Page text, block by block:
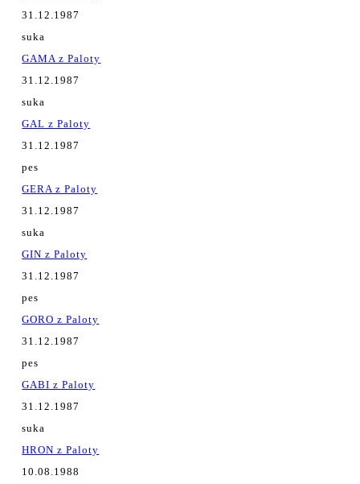
31.12.1987
suka
GAMA z Paloty
31.12.1987
suka
GAL z Paloty
31.12.1987
pes
GERA z Paloty
31.12.1987
suka
GIN z Paloty
31.12.1987
pes
GORO z Paloty
31.12.1987
pes
GABI z Paloty
31.12.1987
suka
HRON z Paloty
10.08.1988